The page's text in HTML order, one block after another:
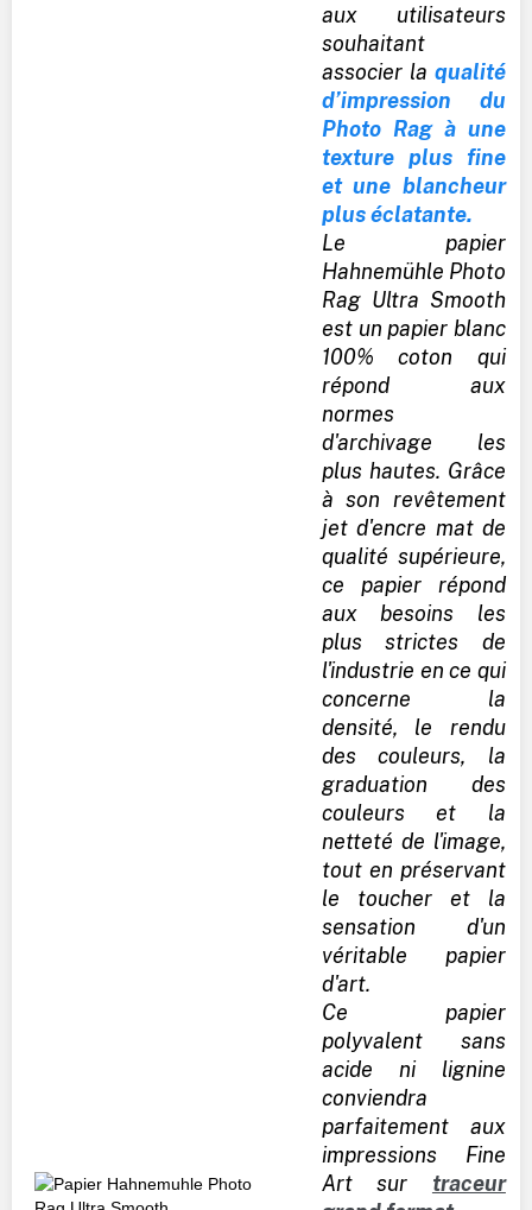
aux utilisateurs
souhaitant
associer la qualité
d’impression du
Photo Rag à une
texture plus fine
et une blancheur
plus éclatante.
Le papier
Hahnemühle Photo
Rag Ultra Smooth
est un papier blanc
100% coton qui
répond aux
normes
d'archivage les
plus hautes. Grâce
à son revêtement
jet d'encre mat de
qualité supérieure,
ce papier répond
aux besoins les
plus strictes de
l'industrie en ce qui
concerne la
densité, le rendu
des couleurs, la
graduation des
couleurs et la
netteté de l'image,
tout en préservant
le toucher et la
sensation d'un
véritable papier
d'art.
Ce papier
polyvalent sans
acide ni lignine
conviendra
parfaitement aux
impressions Fine
Art sur traceur